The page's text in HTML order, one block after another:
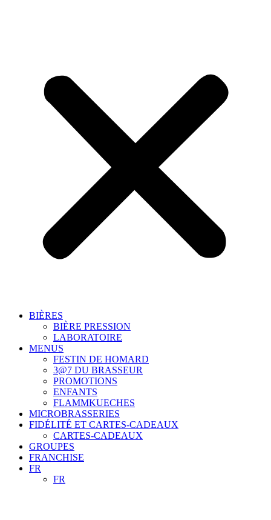
BIÈRES
BIÈRE PRESSION
LABORATOIRE
MENUS
FESTIN DE HOMARD
3@7 DU BRASSEUR
PROMOTIONS
ENFANTS
FLAMMKUECHES
MICROBRASSERIES
FIDÉLITÉ ET CARTES-CADEAUX
CARTES-CADEAUX
GROUPES
FRANCHISE
FR
FR